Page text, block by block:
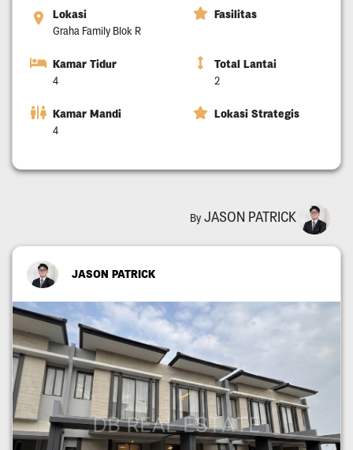
Lokasi
Graha Family Blok R
Fasilitas
Kamar Tidur
4
Total Lantai
2
Kamar Mandi
4
Lokasi Strategis
By JASON PATRICK
JASON PATRICK